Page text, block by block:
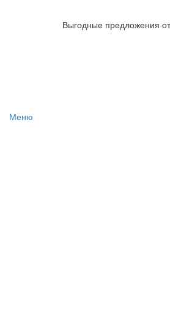
Отзывы об аэропортах
Отслеживание
Поиск авиакасс
Выгодные предложения
Меню